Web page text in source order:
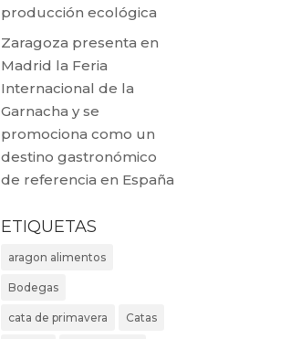
producción ecológica
Zaragoza presenta en
Madrid la Feria
Internacional de la
Garnacha y se
promociona como un
destino gastronómico
de referencia en España
ETIQUETAS
aragon alimentos
Bodegas
cata de primavera Catas